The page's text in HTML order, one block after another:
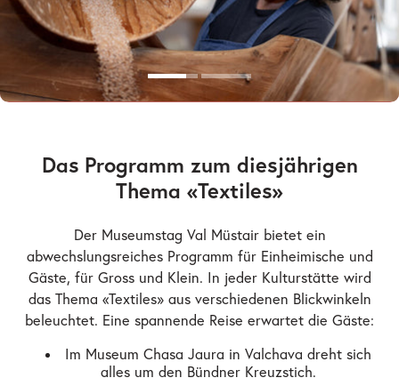
Das Programm zum diesjährigen
Thema «Textiles»
Der Museumstag Val Müstair bietet ein
abwechslungsreiches Programm für Einheimische und
Gäste, für Gross und Klein. In jeder Kulturstätte wird
das Thema «Textiles» aus verschiedenen Blickwinkeln
beleuchtet. Eine spannende Reise erwartet die Gäste:
Im Museum Chasa Jaura in Valchava dreht sich
alles um den Bündner Kreuzstich.